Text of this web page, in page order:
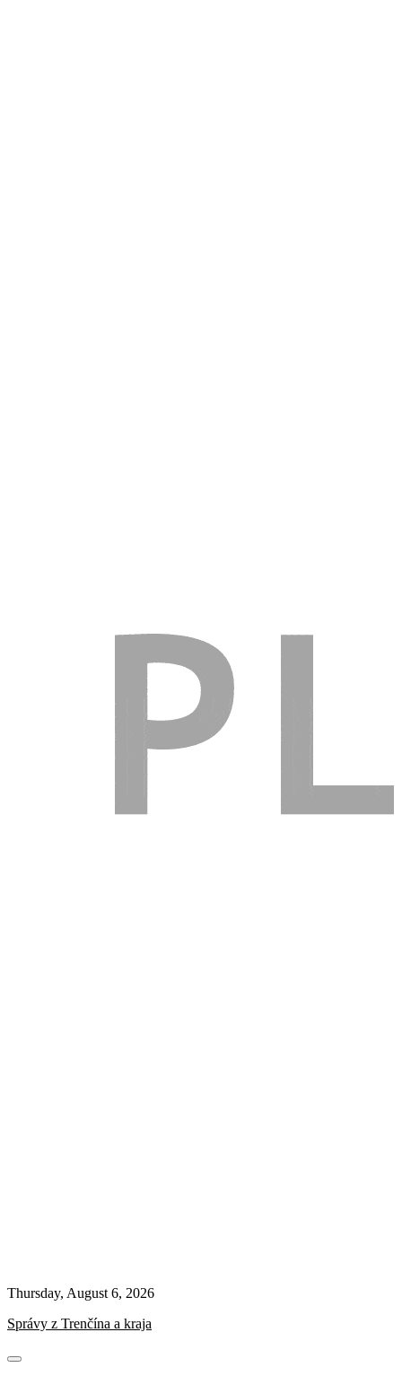
Thursday, August 6, 2026
Správy z Trenčína a kraja